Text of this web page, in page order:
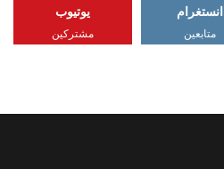
انستغرام
متابعين
يوتيوب
مشتركين